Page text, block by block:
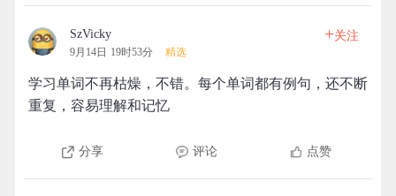
SzVicky
9月14日 19时53分 精选
+关注
学习单词不再枯燥，不错。每个单词都有例句，还不断
重复，容易理解和记忆
分享 评论 点赞